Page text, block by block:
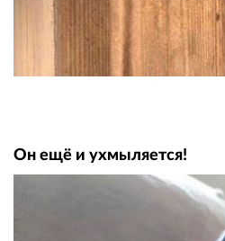
Он ещё и ухмыляется!